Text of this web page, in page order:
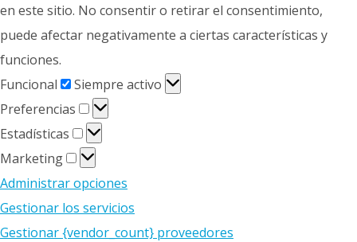
en este sitio. No consentir o retirar el consentimiento,
puede afectar negativamente a ciertas características y
funciones.
Funcional
Funcional
Siempre activo
Preferencias
Preferencias
Estadísticas
Estadísticas
Marketing
Marketing
Administrar opciones
Gestionar los servicios
Gestionar {vendor_count} proveedores